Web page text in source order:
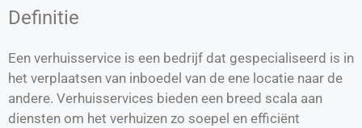
Definitie
Een verhuisservice is een bedrijf dat gespecialiseerd is in
het verplaatsen van inboedel van de ene locatie naar de
andere. Verhuisservices bieden een breed scala aan
diensten om het verhuizen zo soepel en efficiënt